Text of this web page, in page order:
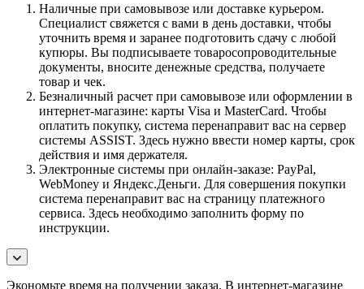
Наличные при самовывозе или доставке курьером.
Специалист свяжется с вами в день доставки, чтобы
уточнить время и заранее подготовить сдачу с любой
купюры. Вы подписываете товаросопроводительные
документы, вносите денежные средства, получаете
товар и чек.
Безналичный расчет при самовывозе или оформлении в
интернет-магазине: карты Visa и MasterCard. Чтобы
оплатить покупку, система перенаправит вас на сервер
системы ASSIST. Здесь нужно ввести номер карты, срок
действия и имя держателя.
Электронные системы при онлайн-заказе: PayPal,
WebMoney и Яндекс.Деньги. Для совершения покупки
система перенаправит вас на страницу платежного
сервиса. Здесь необходимо заполнить форму по
инструкции.
Экономьте время на получении заказа. В интернет-магазине